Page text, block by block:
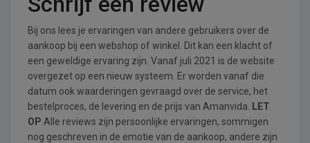
Bij ons lees je ervaringen van andere gebruikers over de
aankoop bij een webshop of winkel. Dit kan een klacht of
een geweldige ervaring zijn. Vanaf juli 2021 is de website
overgezet op een nieuw systeem. Er worden vanaf die
datum ook waarderingen gevraagd over de service, het
bestelproces, de levering en de prijs van Amanvida.
LET
OP Alle reviews zijn persoonlijke ervaringen, sommigen
nog geschreven in de emotie van de aankoop, andere zijn